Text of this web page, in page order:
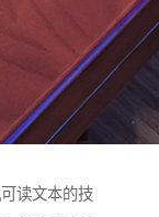
读文本的技